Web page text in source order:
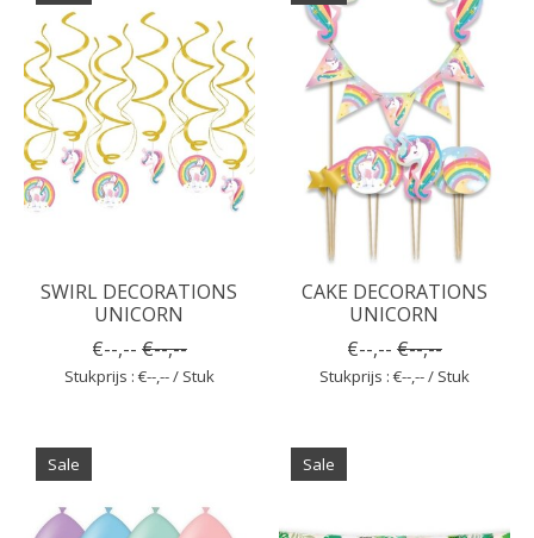
SWIRL DECORATIONS
UNICORN
€--,-- €--,--
Stukprijs : €--,-- / Stuk
CAKE DECORATIONS
UNICORN
€--,-- €--,--
Stukprijs : €--,-- / Stuk
Sale Sale